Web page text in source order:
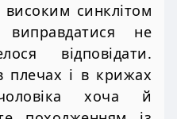
синклітом
не
відповідати.
і в крижах
хоча й